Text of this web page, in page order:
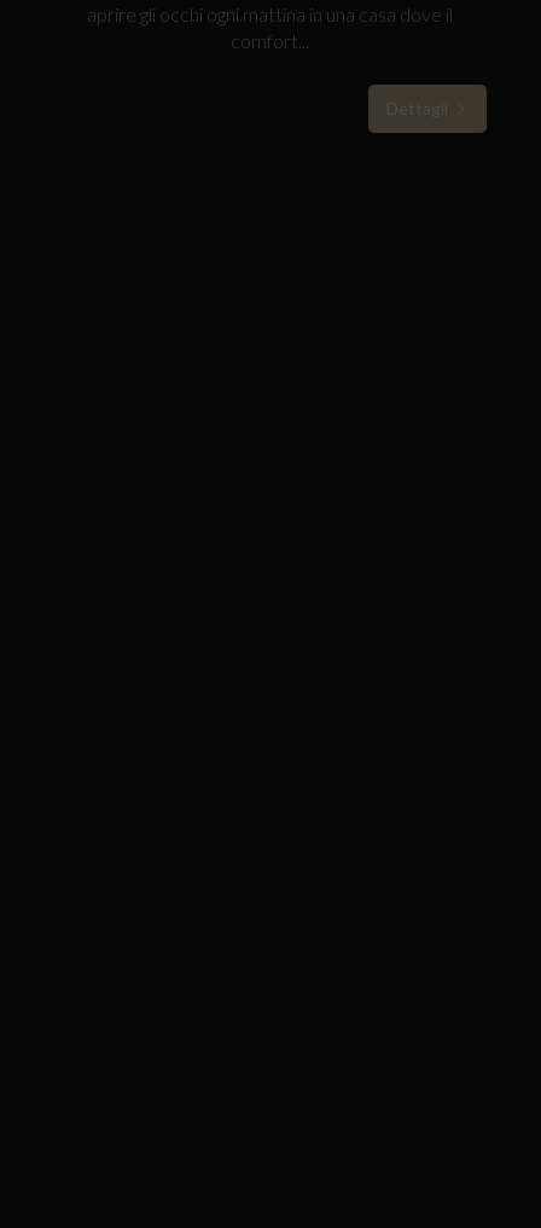
aprire gli occhi ogni mattina in una casa dove il
comfort...
Dettagli